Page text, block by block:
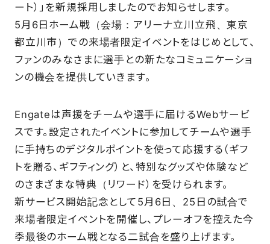
SHOP
CONTACT
お問い合わせ
CSRのご依頼
スクール体験・入会希望
FAQ
ート）」を新規採用しましたのでお知らせします。
5月6日ホーム戦（会場：アリーナ立川立飛、東京
都立川市）での来場者限定イベントをはじめとして、
ファンのみなさまに選手との新たなコミュニケーショ
ンの機会を提供していきます。
Engateは声援をチームや選手に届けるWebサービ
スです。設定されたイベントに参加してチームや選手
に手持ちのデジタルポイントを使って応援する（ギフ
トを贈る、ギフティング）と、特別なグッズや体験など
のさまざまな特典（リワード）を受けられます。
新サービス開始記念として5月6日、25日の試合で
来場者限定イベントを開催し、プレーオフを控えた今
季最後のホーム戦となる二試合を盛り上げます。